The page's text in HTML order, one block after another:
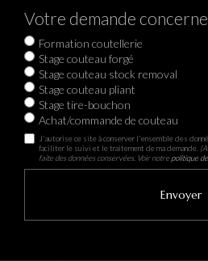
Votre demande concerne
Formation coutellerie
Stage couteau forgé
Stage couteau stock removal
Stage couteau pliant
Stage tire-bouchon
Achat/commande de couteau
J'autorise ce site à conserver l'ensemble des
faciliter le suivi et le traitement de ma demande.
faite des données conservées. Voir notrepolitique